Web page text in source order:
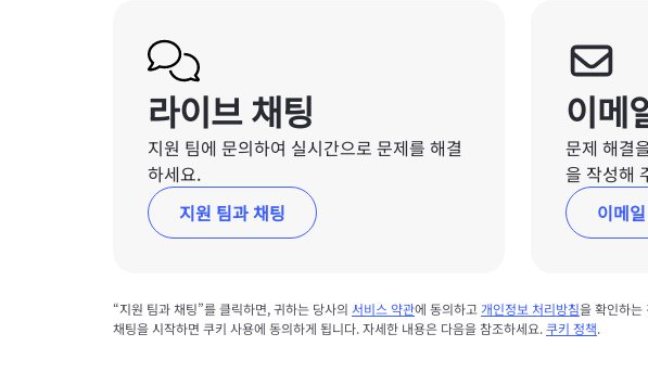
라이브 채팅
지원 팀에 문의하여 실시간으로 문제를 해결
하세요.
지원 팀과 채팅
이메
문제 해결
을 작성해
이메
“지원 팀과 채팅”를 클릭하면, 귀하는 당사의 서비스 약관에 동의하고 개인정보 처리방침을 확인하는
채팅을 시작하면 쿠키 사용에 동의하게 됩니다. 자세한 내용은 다음을 참조하세요.쿠키 정책.